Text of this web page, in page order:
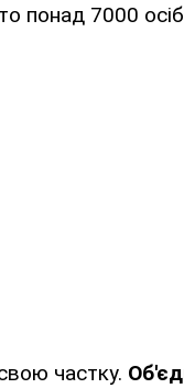
понад 7000
частку.